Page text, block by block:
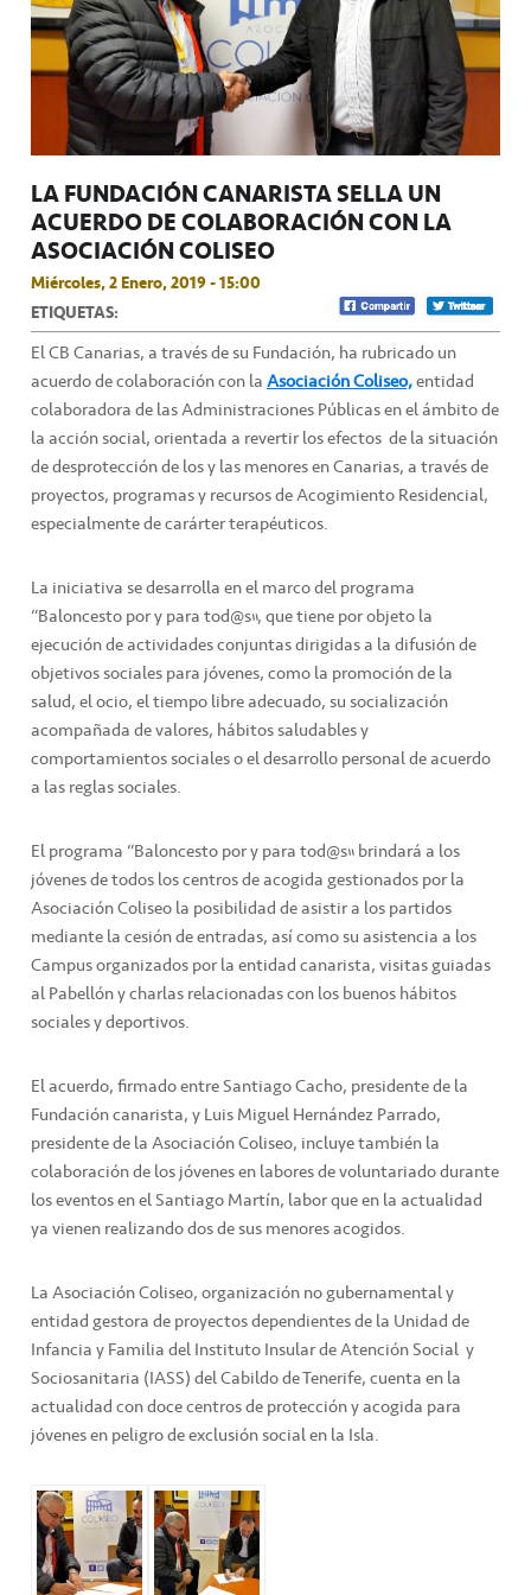
LA FUNDACIÓN CANARISTA SELLA UN
ACUERDO DE COLABORACIÓN CON LA
ASOCIACIÓN COLISEO
Miércoles, 2 Enero, 2019 - 15:00
ETIQUETAS:
El CB Canarias, a través de su Fundación, ha rubricado un
acuerdo de colaboración con laAsociación Coliseo,entidad
colaboradora de las Administraciones Públicas en el ámbito de
la acción social, orientada a revertir los efectos de la situación
de desprotección de los y las menores en Canarias, a través de
proyectos, programas y recursos de Acogimiento Residencial,
especialmente de carárter terapéuticos.
La iniciativa se desarrolla en el marco del programa
“Baloncesto por y para tod@s”, que tiene por objeto la
ejecución de actividades conjuntas dirigidas a la difusión de
objetivos sociales para jóvenes, como la promoción de la
salud, el ocio, el tiempo libre adecuado, su socialización
acompañada de valores, hábitos saludables y
comportamientos sociales o el desarrollo personal de acuerdo
a las reglas sociales.
El programa “Baloncesto por y para tod@s” brindará a los
jóvenes de todos los centros de acogida gestionados por la
Asociación Coliseo la posibilidad de asistir a los partidos
mediante la cesión de entradas, así como su asistencia a los
Campus organizados por la entidad canarista, visitas guiadas
al Pabellón y charlas relacionadas con los buenos hábitos
sociales y deportivos.
El acuerdo, firmado entre Santiago Cacho, presidente de la
Fundación canarista, y Luis Miguel Hernández Parrado,
presidente de la Asociación Coliseo, incluye también la
colaboración de los jóvenes en labores de voluntariado durante
los eventos en el Santiago Martín, labor que en la actualidad
ya vienen realizando dos de sus menores acogidos.
La Asociación Coliseo, organización no gubernamental y
entidad gestora de proyectos dependientes de la Unidad de
Infancia y Familia del Instituto Insular de Atención Social y
Sociosanitaria (IASS) del Cabildo de Tenerife, cuenta en la
actualidad con doce centros de protección y acogida para
jóvenes en peligro de exclusión social en la Isla.